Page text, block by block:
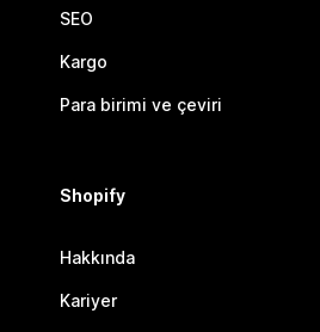
SEO
Kargo
Para birimi ve çeviri
Shopify
Hakkında
Kariyer